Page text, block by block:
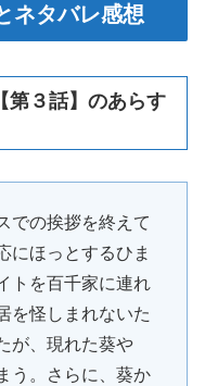
ネタバレ感想
第３話】のあらす
での挨拶を終えて
にほっとするひま
トを百千家に連れ
を怪しまれないた
が、現れた葵や
う。さらに、葵か